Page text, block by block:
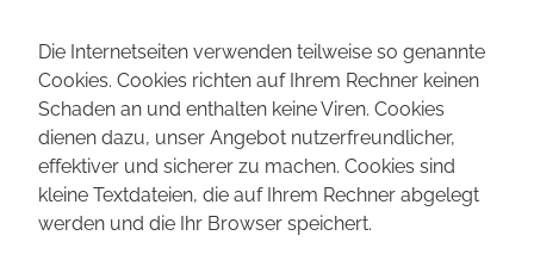
Die Internetseiten verwenden teilweise so genannte
Cookies. Cookies richten auf Ihrem Rechner keinen
Schaden an und enthalten keine Viren. Cookies
dienen dazu, unser Angebot nutzerfreundlicher,
effektiver und sicherer zu machen. Cookies sind
kleine Textdateien, die auf Ihrem Rechner abgelegt
werden und die Ihr Browser speichert.